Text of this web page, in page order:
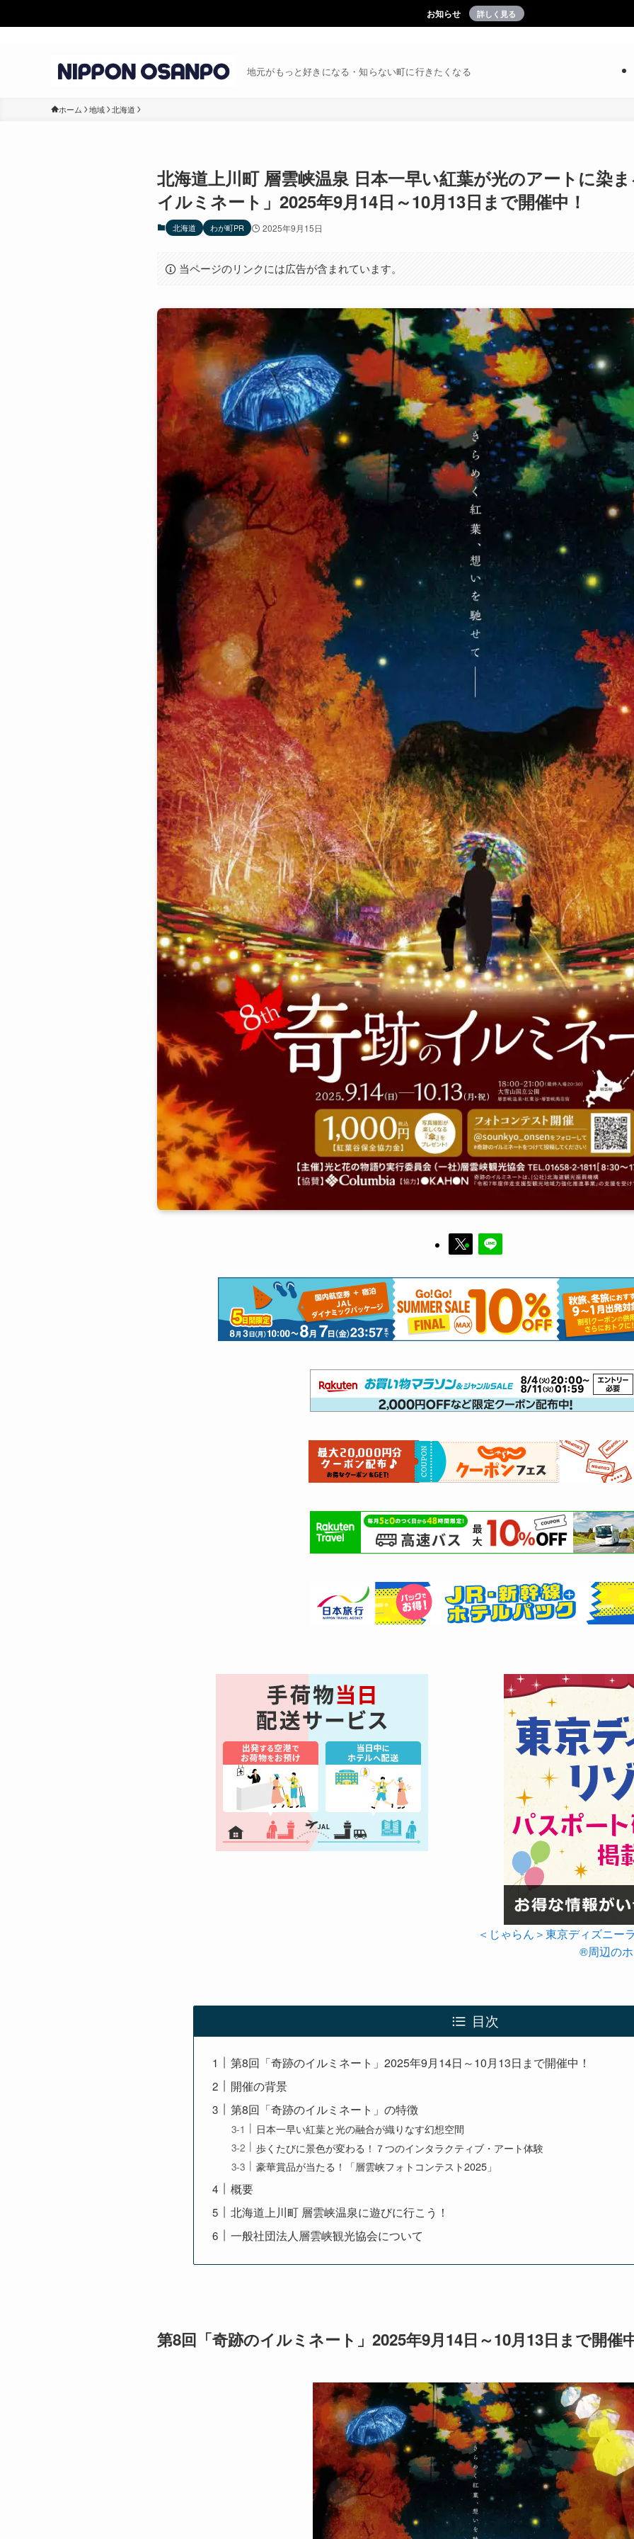
お知らせ 詳しく見る
地元がもっと好きになる・知らない町に行きたくなる
ホーム 地域 北海道
北海道上川町 層雲峡温泉 日本一早い紅葉が光のアートに染
イルミネート」2025年9月14日～10月13日まで開催中！
北海道 わが町PR 2025年9月15日
当ページのリンクには広告が含まれています。
＜じゃらん＞東京ディズニー
®周辺の
目次
第8回「奇跡のイルミネート」2025年9月14日～10月13日まで開催中！
開催の背景
第8回「奇跡のイルミネート」の特徴
日本一早い紅葉と光の融合が織りなす幻想空間
歩くたびに景色が変わる！７つのインタラクティブ・アート体験
豪華賞品が当たる！「層雲峡フォトコンテスト2025」
概要
北海道上川町 層雲峡温泉に遊びに行こう！
一般社団法人層雲峡観光協会について
第8回「奇跡のイルミネート」2025年9月14日～10月13日まで開催